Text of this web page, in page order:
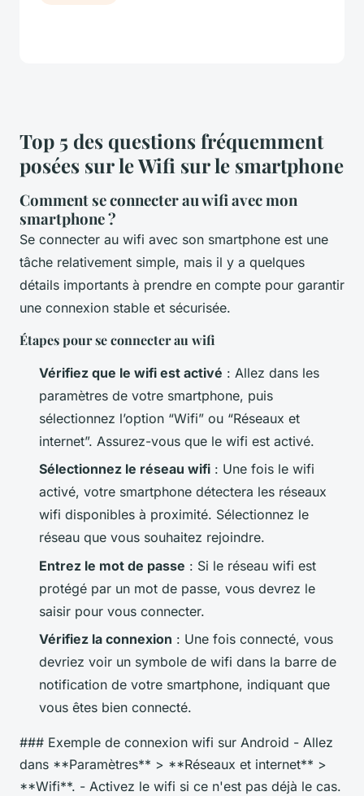
Top 5 des questions fréquemment
posées sur le Wifi sur le smartphone
Comment se connecter au wifi avec mon
smartphone ?
Se connecter au wifi avec son smartphone est une
tâche relativement simple, mais il y a quelques
détails importants à prendre en compte pour garantir
une connexion stable et sécurisée.
Étapes pour se connecter au wifi
Vérifiez que le wifi est activé : Allez dans les
paramètres de votre smartphone, puis
sélectionnez l’option “Wifi” ou “Réseaux et
internet”. Assurez-vous que le wifi est activé.
Sélectionnez le réseau wifi : Une fois le wifi
activé, votre smartphone détectera les réseaux
wifi disponibles à proximité. Sélectionnez le
réseau que vous souhaitez rejoindre.
Entrez le mot de passe : Si le réseau wifi est
protégé par un mot de passe, vous devrez le
saisir pour vous connecter.
Vérifiez la connexion : Une fois connecté, vous
devriez voir un symbole de wifi dans la barre de
notification de votre smartphone, indiquant que
vous êtes bien connecté.
### Exemple de connexion wifi sur Android - Allez
dans **Paramètres** > **Réseaux et internet** >
**Wifi**. - Activez le wifi si ce n'est pas déjà le cas.